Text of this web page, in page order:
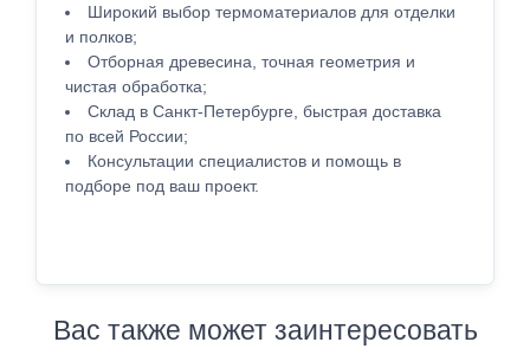
Широкий выбор термоматериалов для отделки
и полков;
Отборная древесина, точная геометрия и
чистая обработка;
Склад в Санкт-Петербурге, быстрая доставка
по всей России;
Консультации специалистов и помощь в
подборе под ваш проект.
Вас также может заинтересовать